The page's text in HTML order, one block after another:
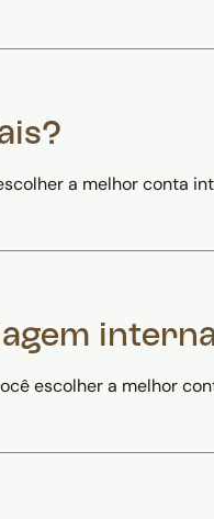
a melhor conta
escolher a melhor